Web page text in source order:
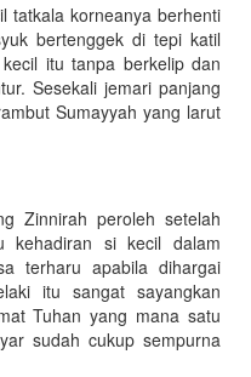
tatkala korneanya berhenti
bertenggek di tepi katil
itu tanpa berkelip dan
Sesekali jemari panjang
Sumayyah yang larut
Zinnirah peroleh setelah
kehadiran si kecil dalam
terharu apabila dihargai
itu sangat sayangkan
Tuhan yang mana satu
sudah cukup sempurna